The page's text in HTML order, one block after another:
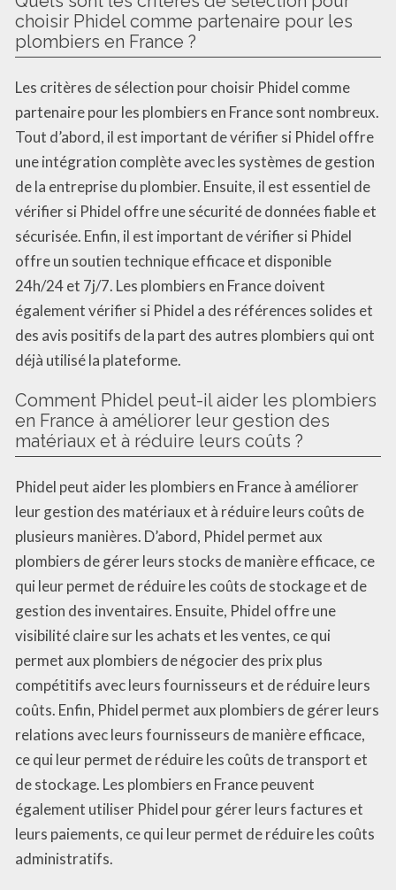
choisir Phidel comme partenaire pour les
plombiers en France ?
Les critères de sélection pour choisir Phidel comme
partenaire pour les plombiers en France sont nombreux.
Tout d’abord, il est important de vérifier si Phidel offre
une intégration complète avec les systèmes de gestion
de la entreprise du plombier. Ensuite, il est essentiel de
vérifier si Phidel offre une sécurité de données fiable et
sécurisée. Enfin, il est important de vérifier si Phidel
offre un soutien technique efficace et disponible
24h/24 et 7j/7. Les plombiers en France doivent
également vérifier si Phidel a des références solides et
des avis positifs de la part des autres plombiers qui ont
déjà utilisé la plateforme.
Comment Phidel peut-il aider les plombiers
en France à améliorer leur gestion des
matériaux et à réduire leurs coûts ?
Phidel peut aider les plombiers en France à améliorer
leur gestion des matériaux et à réduire leurs coûts de
plusieurs manières. D’abord, Phidel permet aux
plombiers de gérer leurs stocks de manière efficace, ce
qui leur permet de réduire les coûts de stockage et de
gestion des inventaires. Ensuite, Phidel offre une
visibilité claire sur les achats et les ventes, ce qui
permet aux plombiers de négocier des prix plus
compétitifs avec leurs fournisseurs et de réduire leurs
coûts. Enfin, Phidel permet aux plombiers de gérer leurs
relations avec leurs fournisseurs de manière efficace,
ce qui leur permet de réduire les coûts de transport et
de stockage. Les plombiers en France peuvent
également utiliser Phidel pour gérer leurs factures et
leurs paiements, ce qui leur permet de réduire les coûts
administratifs.